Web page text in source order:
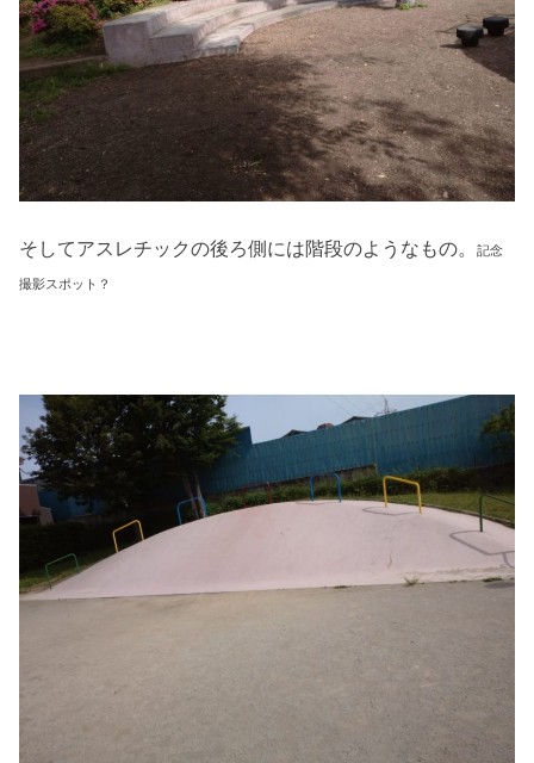
そしてアスレチックの後ろ側には階段のようなもの。記念
撮影スポット？